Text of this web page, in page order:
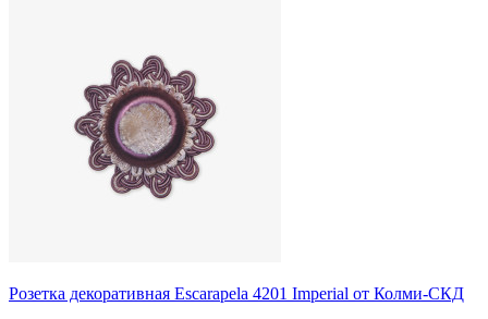
Розетка декоративная Escarapela 4201 Imperial от Колми-СКД